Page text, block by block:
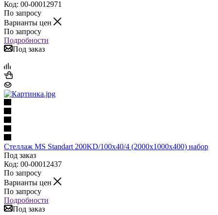
Код: 00-00012971
По запросу
Варианты цен
По запросу
Подробности
Под заказ
Стеллаж MS Standart 200KD/100x40/4 (2000x1000x400) набор
Под заказ
Код: 00-00012437
По запросу
Варианты цен
По запросу
Подробности
Под заказ